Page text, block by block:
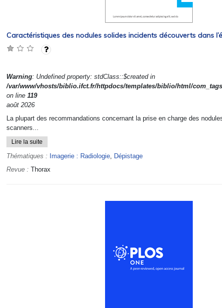
Caractéristiques des nodules solides incidents découverts dans
Warning: Undefined property: stdClass::$created in
/var/www/vhosts/biblio.ifct.fr/httpdocs/templates/biblio/html/
on line 119
août 2026
La plupart des recommandations concernant la prise en charge des
scanners...
Lire la suite
Thématiques : Imagerie : Radiologie, Dépistage
Revue : Thorax